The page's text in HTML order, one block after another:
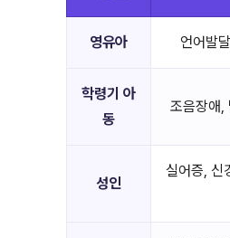
영유아 언어발
학령기 아
동
조음장애,
성인
실어증, 신